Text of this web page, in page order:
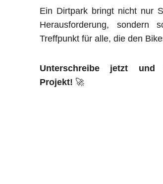
Ein Dirtpark bringt nicht nur
Herausforderung, sondern
Treffpunkt für alle, die den
Unterschreibe jetzt und
Projekt! 🚀